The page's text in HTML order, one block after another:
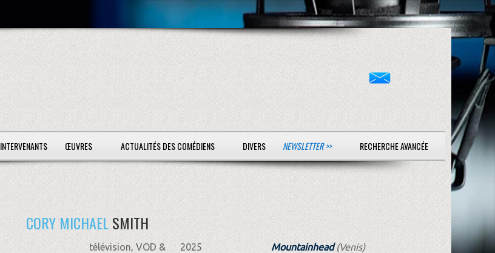
INTERVENANTS ŒUVRES ACTUALITÉS DES COMÉDIENS DIVERS NEWSLETTER >> RECHERCHE AVANCÉE
CORY MICHAELSMITH
télévision, VOD &
2025 Mountainhead(Venis)